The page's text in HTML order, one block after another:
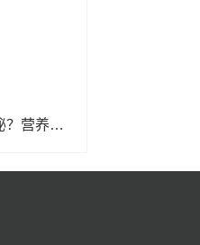
吃带皮橙子缓解便秘？营养专家圈出3类忌口人群